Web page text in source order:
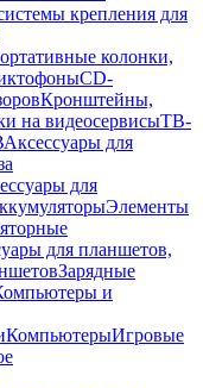
крепления для
колонки,
CD-
Кронштейны,
на видеосервисыТВ-
Аксессуары для
для
Элементы
для планшетов,
Зарядные
и
КомпьютерыИгровые